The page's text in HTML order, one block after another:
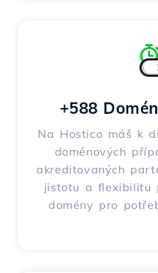
+588
Na Hostico máš k
doménových
akreditovaných
jistotu a flexibilitu
domény pro